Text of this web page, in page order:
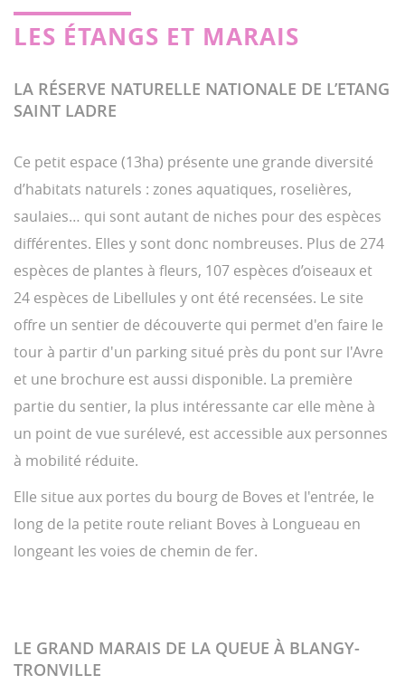
LES ÉTANGS ET MARAIS
LA RÉSERVE NATURELLE NATIONALE DE L’ETANG
SAINT LADRE
Ce petit espace (13ha) présente une grande diversité
d’habitats naturels : zones aquatiques, roselières,
saulaies… qui sont autant de niches pour des espèces
différentes. Elles y sont donc nombreuses. Plus de 274
espèces de plantes à fleurs, 107 espèces d’oiseaux et
24 espèces de Libellules y ont été recensées. Le site
offre un sentier de découverte qui permet d'en faire le
tour à partir d'un parking situé près du pont sur l'Avre
et une brochure est aussi disponible. La première
partie du sentier, la plus intéressante car elle mène à
un point de vue surélevé, est accessible aux personnes
à mobilité réduite.
Elle situe aux portes du bourg de Boves et l'entrée, le
long de la petite route reliant Boves à Longueau en
longeant les voies de chemin de fer.
LE GRAND MARAIS DE LA QUEUE À BLANGY-
TRONVILLE